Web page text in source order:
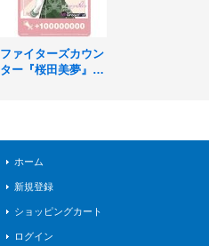
ファイターズカウン
ター『桜田美夢』
ホーム
新規登録
ショッピングカート
ログイン